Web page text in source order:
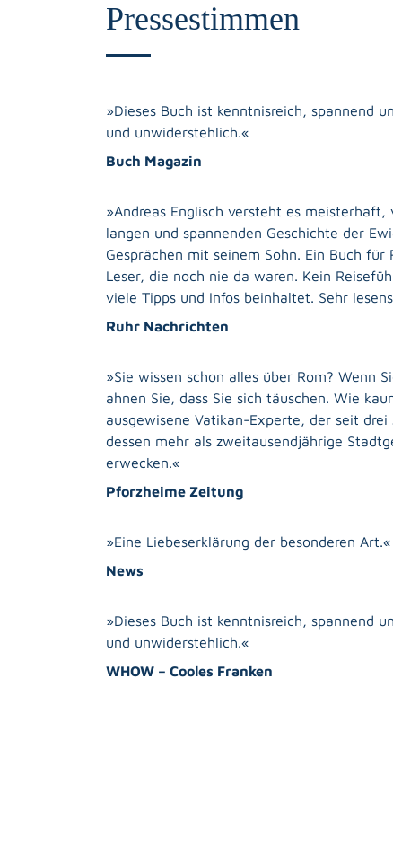
Pressestimmen
»Dieses Buch ist kenntnisreich, spannend
und unwiderstehlich.«
Buch Magazin
»Andreas Englisch versteht es meisterhaft,
langen und spannenden Geschichte der
Gesprächen mit seinem Sohn. Ein Buch
Leser, die noch nie da waren. Kein
viele Tipps und Infos beinhaltet. Sehr
Ruhr Nachrichten
»Sie wissen schon alles über Rom? Wenn
ahnen Sie, dass Sie sich täuschen. Wie
ausgewisene Vatikan-Experte, der seit
dessen mehr als zweitausendjährige
erwecken.«
Pforzheime Zeitung
»Eine Liebeserklärung der besonderen Art.«
News
»Dieses Buch ist kenntnisreich, spannend
und unwiderstehlich.«
WHOW – Cooles Franken